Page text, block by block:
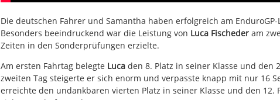
Die deutschen Fahrer und Samantha haben erfolgreich am
Besonders beeindruckend war die Leistung von Luca Fischeder am
Zeiten in den Sonderprüfungen erzielte.
Am ersten Fahrtag belegte Luca den 8. Platz in seiner Klasse und den
zweiten Tag steigerte er sich enorm und verpasste knapp mit nur 16
erreichte den undankbaren vierten Platz in seiner Klasse und den 12.